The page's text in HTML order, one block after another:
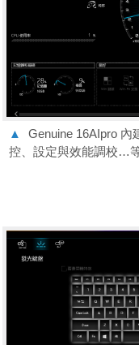
▲
Genuine 16AIpro 內
控、設定與效能調校…等